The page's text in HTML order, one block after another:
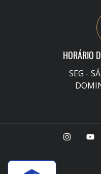
HORÁRIO
SEG -